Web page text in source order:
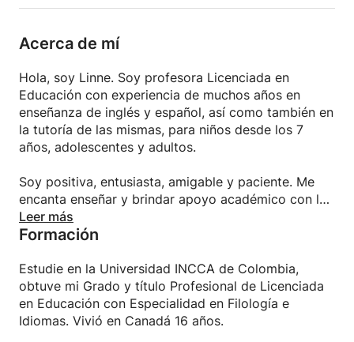
Acerca de mí
Hola, soy Linne. Soy profesora Licenciada en
Educación con experiencia de muchos años en
enseñanza de inglés y español, así como también en
la tutoría de las mismas, para niños desde los 7
años, adolescentes y adultos.
Soy positiva, entusiasta, amigable y paciente. Me
encanta enseñar y brindar apoyo académico con las
tareas de inglés y español, para que los estudiantes
aprendan con alegria y gusto y logren sus objetivos
personal. Obtuve mi grado y título profesional de
Licenciada en Educación con Especialidad en
Filología e Idiomas en la Universidad INCCA de
Colombia, Bogotá, Colombia. Me encanta enseñar,
Leer más
Formación
Estudie en la Universidad INCCA de Colombia,
obtuve mi Grado y título Profesional de Licenciada
en Educación con Especialidad en Filología e
Idiomas. Vivió en Canadá 16 años.